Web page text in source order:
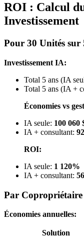
ROI : Calcul
Investissement
Pour 30 Unités sur
Investissement IA:
Total 5 ans (IA
Total 5 ans (IA +
Économies vs
IA seule: 100 060
IA + consultant:
ROI:
IA seule: 1 120%
IA + consultant:
Par Copropriétaire
Économies annuelles:
Solution